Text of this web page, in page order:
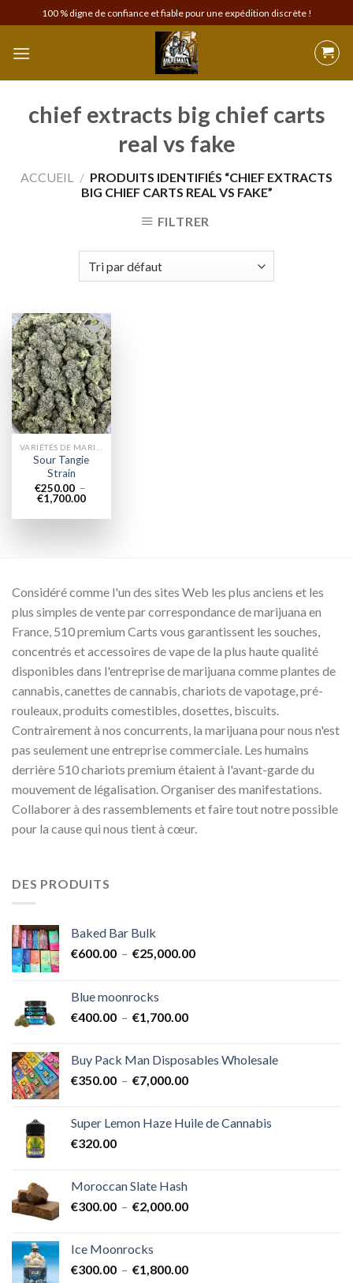
to
content
100 % digne de confiance et fiable pour une expédition discrète !
chief extracts big chief carts
real vs fake
ACCUEIL / PRODUITS IDENTIFIÉS “CHIEF EXTRACTS
BIG CHIEF CARTS REAL VS FAKE”
FILTRER
Add to
wishlist
Sour Tangie
Strain
€250.00 –
€1,700.00Plage
prix :
Considéré comme l'un des sites Web les plus anciens et les
plus simples de vente par correspondance de marijuana en
France, 510 premium Carts vous garantissent les souches,
concentrés et accessoires de vape de la plus haute qualité
disponibles dans l'entreprise de marijuana comme plantes de
cannabis, canettes de cannabis, chariots de vapotage, pré-
rouleaux, produits comestibles, dosettes, biscuits.
Contrairement à nos concurrents, la marijuana pour nous n'est
pas seulement une entreprise commerciale. Les humains
derrière 510 chariots premium étaient à l'avant-garde du
mouvement de légalisation. Organiser des manifestations.
Collaborer à des rassemblements et faire tout notre possible
pour la cause qui nous tient à cœur.
DES PRODUITS
Baked Bar Bulk
€600.00 – €25,000.00Plage
Blue moonrocks
€400.00 – €1,700.00Plage
€400.00
à
Buy Pack Man Disposables Wholesale
€350.00 – €7,000.00Plage
€350.00
Super Lemon Haze Huile de Cannabis
€320.00
Moroccan Slate Hash
€300.00 – €2,000.00Plage
à
Ice Moonrocks
€300.00 – €1,800.00Plage